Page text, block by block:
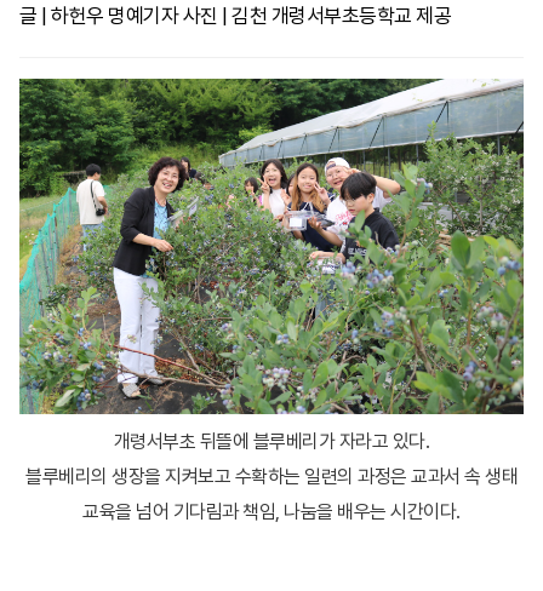
글 | 하헌우 명예기자 사진 | 김천 개령서부초등학교 제공